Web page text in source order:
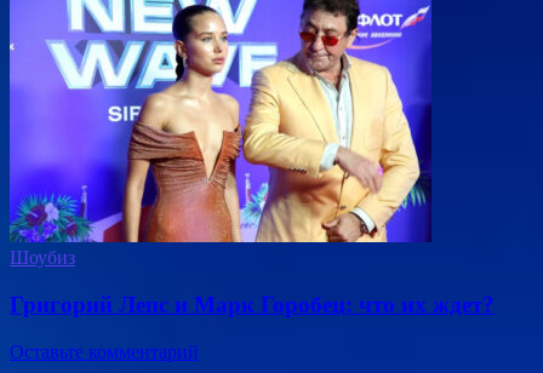
Шоубиз
Григорий Лепс и Марк Горобец: что их ждет?
Оставьте комментарий